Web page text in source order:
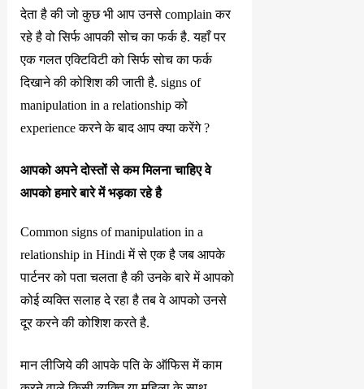
देता है की जो कुछ भी आप उनसे complain कर
रहे है वो सिर्फ आपकी सोच का फर्क है. यहाँ पर
एक गलत एक्टिविटी को सिर्फ सोच का फर्क
दिखाने की कोशिश की जाती है. signs of
manipulation in a relationship को
experience करने के बाद आप क्या करेंगे ?
आपको अपने दोस्तों से कम मिलना चाहिए वे
आपको हमारे बारे में भड़का रहे है
Common signs of manipulation in a
relationship in Hindi में से एक है जब आपके
पार्टनर को पता चलता है की उनके बारे में आपको
कोई व्यक्ति सलाह दे रहा है तब वे आपको उनसे
दूर करने की कोशिश करते है.
मान लीजिये की आपके पति के ऑफिस में काम